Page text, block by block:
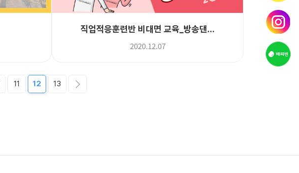
직업적응훈련반 비대면 교육_방송댄...
2020.12.07
11 12 13